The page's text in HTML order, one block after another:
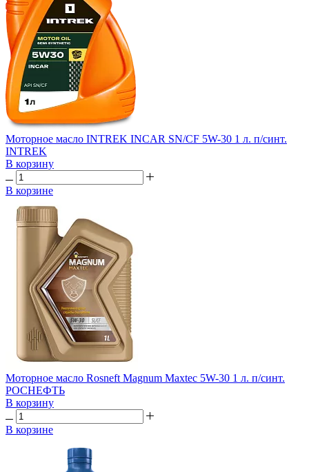
Моторное масло INTREK INCAR SN/CF 5W-30 1 л. п/синт.
INTREK
В корзину
В корзине
Моторное масло Rosneft Magnum Maxtec 5W-30 1 л. п/синт.
РОСНЕФТЬ
В корзину
В корзине